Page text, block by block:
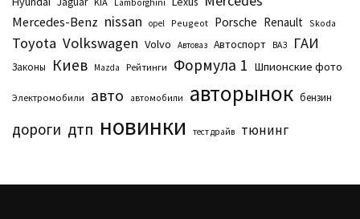
Mercedes-Benz nissan opel Peugeot Porsche Renault Skoda
Toyota Volkswagen Volvo Автоваз Автоспорт ВАЗ ГАИ
Законы Киев Маzda Рейтинги Формула 1 Шпионские фото
Электромобили авто автомобили авторынок бензин
дороги дтп новинки тест драйв тюнинг